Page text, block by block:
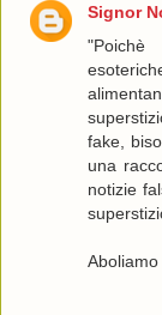
Signor
fake,
una
notizie